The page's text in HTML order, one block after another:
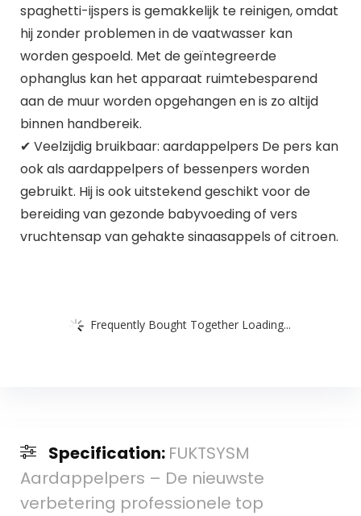
spaghetti-ijspers is gemakkelijk te reinigen, omdat
hij zonder problemen in de vaatwasser kan
worden gespoeld. Met de geïntegreerde
ophanglus kan het apparaat ruimtebesparend
aan de muur worden opgehangen en is zo altijd
binnen handbereik.
✔ Veelzijdig bruikbaar: aardappelpers De pers kan
ook als aardappelpers of bessenpers worden
gebruikt. Hij is ook uitstekend geschikt voor de
bereiding van gezonde babyvoeding of vers
vruchtensap van gehakte sinaasappels of citroen.
Frequently Bought Together Loading...
Specification: FUKTSYSM
Aardappelpers – De nieuwste
verbetering professionele top